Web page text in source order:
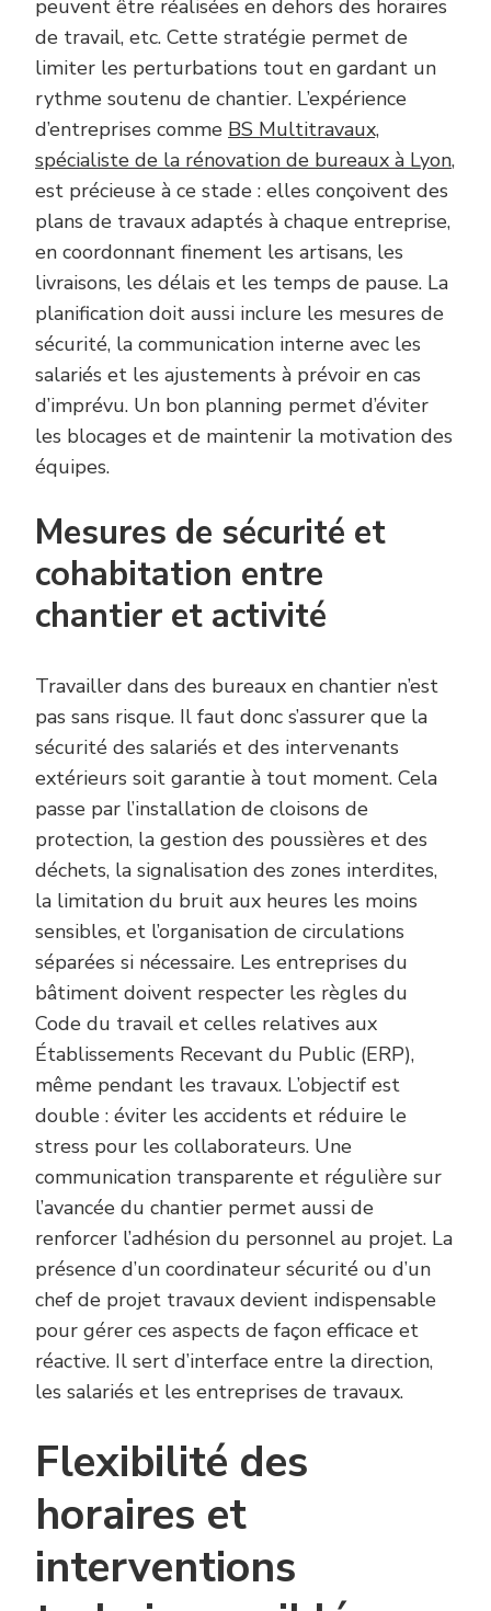
peuvent être réalisées en dehors des horaires
de travail, etc. Cette stratégie permet de
limiter les perturbations tout en gardant un
rythme soutenu de chantier. L’expérience
d’entreprises comme BS Multitravaux,
spécialiste de la rénovation de bureaux à Lyon,
est précieuse à ce stade : elles conçoivent des
plans de travaux adaptés à chaque entreprise,
en coordonnant finement les artisans, les
livraisons, les délais et les temps de pause. La
planification doit aussi inclure les mesures de
sécurité, la communication interne avec les
salariés et les ajustements à prévoir en cas
d’imprévu. Un bon planning permet d’éviter
les blocages et de maintenir la motivation des
équipes.
Mesures de sécurité et
cohabitation entre
chantier et activité
Travailler dans des bureaux en chantier n’est
pas sans risque. Il faut donc s’assurer que la
sécurité des salariés et des intervenants
extérieurs soit garantie à tout moment. Cela
passe par l’installation de cloisons de
protection, la gestion des poussières et des
déchets, la signalisation des zones interdites,
la limitation du bruit aux heures les moins
sensibles, et l’organisation de circulations
séparées si nécessaire. Les entreprises du
bâtiment doivent respecter les règles du
Code du travail et celles relatives aux
Établissements Recevant du Public (ERP),
même pendant les travaux. L’objectif est
double : éviter les accidents et réduire le
stress pour les collaborateurs. Une
communication transparente et régulière sur
l’avancée du chantier permet aussi de
renforcer l’adhésion du personnel au projet. La
présence d’un coordinateur sécurité ou d’un
chef de projet travaux devient indispensable
pour gérer ces aspects de façon efficace et
réactive. Il sert d’interface entre la direction,
les salariés et les entreprises de travaux.
Flexibilité des
horaires et
interventions